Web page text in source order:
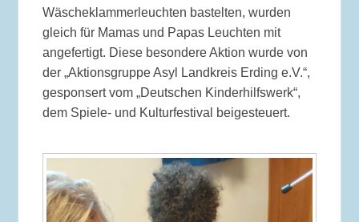
Wäscheklammerleuchten bastelten, wurden
gleich für Mamas und Papas Leuchten mit
angefertigt. Diese besondere Aktion wurde von
der „Aktionsgruppe Asyl Landkreis Erding e.V.“,
gesponsert vom „Deutschen Kinderhilfswerk“,
dem Spiele- und Kulturfestival beigesteuert.